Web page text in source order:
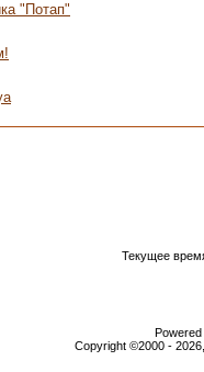
"Потап"
Текущее
Copyright ©2000 -